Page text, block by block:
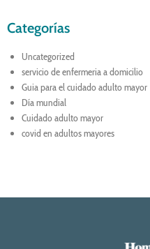
Categorías
Uncategorized
servicio de enfermeria a domicilio
Guia para el cuidado adulto mayor
Día mundial
Cuidado adulto mayor
covid en adultos mayores